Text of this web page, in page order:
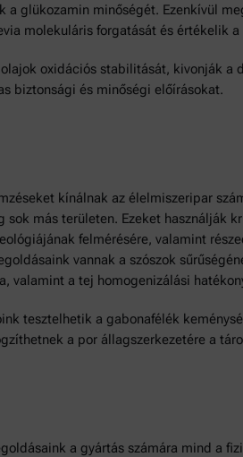
glükozamin minőségét. Ezenkívül
molekuláris forgatását és értékelik
oxidációs stabilitását, kivonják
biztonsági és minőségi előírásokat.
kínálnak az élelmiszeripar
más területen. Ezeket használják
felmérésére, valamint
vannak a szószok
valamint a tej homogenizálási
tesztelhetik a gabonafélék
a por állagszerkezetére a
a gyártás számára mind a